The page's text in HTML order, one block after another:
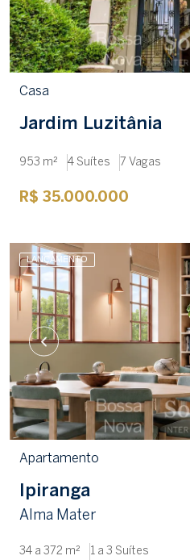
Casa
Jardim Luzitânia
953 m² 4 Suítes 7 Vagas
R$ 35.000.000
LANÇAMENTO
Apartamento
Ipiranga
Alma Mater
34 a 372 m² 1 a 3 Suítes